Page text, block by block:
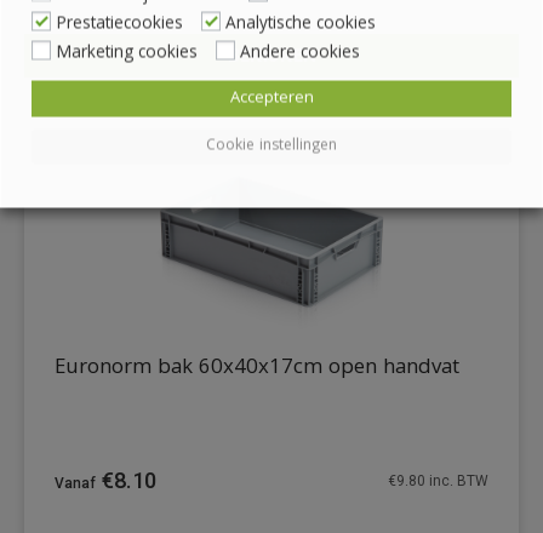
BEKIJKEN
Euronorm bak 60x40x17cm open handvat
€8.10 €9.80 inc. BTW
Prestatiecookies
Analytische cookies
Marketing cookies
Andere cookies
Cookie instellingen
Accepteren